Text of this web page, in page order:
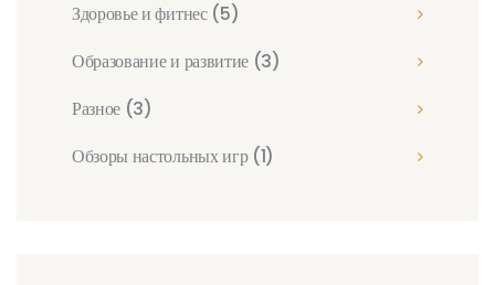
Здоровье и фитнес (5)
Образование и развитие (3)
Разное (3)
Обзоры настольных игр (1)